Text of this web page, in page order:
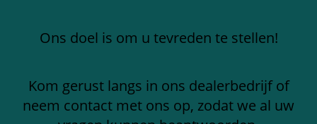
Ons doel is om u tevreden te stellen!
Kom gerust langs in ons dealerbedrijf of
neem contact met ons op, zodat we al uw